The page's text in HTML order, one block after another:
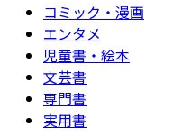
コミック・漫画
エンタメ
児童書・絵本
文芸書
専門書
実用書